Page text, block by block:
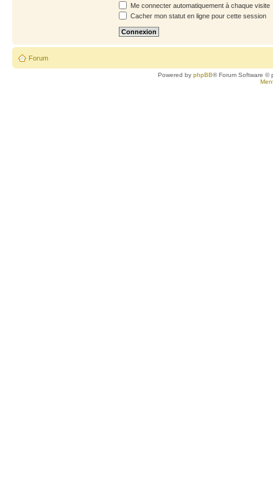
Me connecter automatiquement à chaque visite
Cacher mon statut en ligne pour cette session
Forum
Powered byphpBB® Forum Software ©